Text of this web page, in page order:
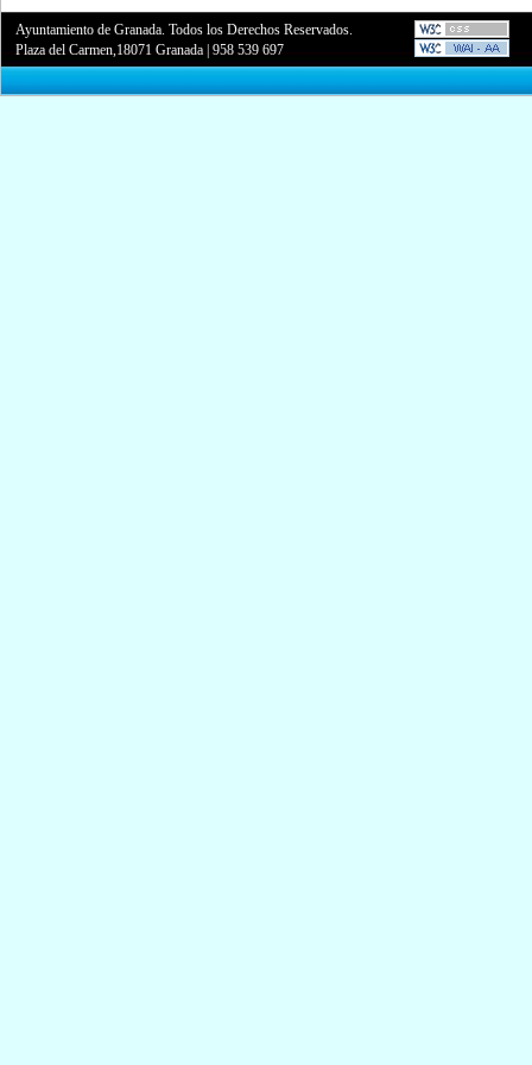
Ayuntamiento de Granada. Todos los Derechos Reservados.
Plaza del Carmen,18071 Granada |958 539 697